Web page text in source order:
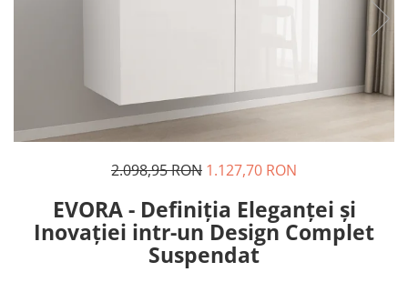
2.098,95 RON 1.127,70 RON
EVORA - Definiția Eleganței și
Inovației intr-un Design Complet
Suspendat